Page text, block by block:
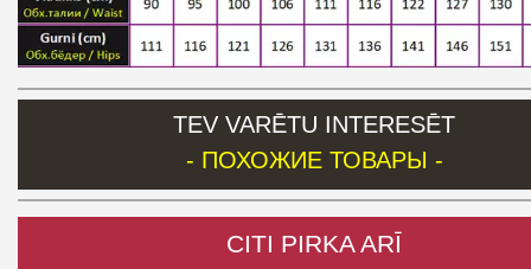
TEV VARĒTU INTERESĒT
- ПОХОЖИЕ ТОВАРЫ -
CITI PIRKA ARĪ